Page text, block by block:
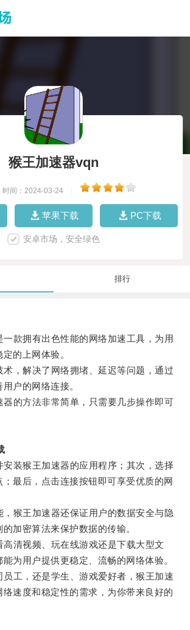
猴王加速器vqn
时间：2024-03-24
苹果下载 PC下载
安卓市场，安全绿色
排行
拥有出色性能的网络加速工具，为用
的上网体验。
解决了网络拥堵、延迟等问题，通过
户的网络连接。
的方法非常简单，只需要几步操作即可
猴王加速器的应用程序；其次，选择
最后，点击连接按钮即可享受优质的网
王加速器还保证用户的数据安全与隐
加密算法来保护数据的传输。
清视频、玩在线游戏还是下载大型文
为用户提供更稳定、流畅的网络体验。
，还是学生、游戏爱好者，猴王加速
速度和稳定性的需求，为你带来良好的